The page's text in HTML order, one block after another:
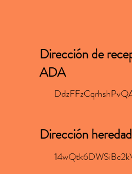
Dirección de
ADA
Dirección